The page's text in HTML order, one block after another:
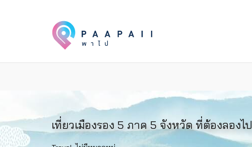
เที่ยวเมืองรอง 5 ภาค 5 จังหวัด ที่ต้องลองไป